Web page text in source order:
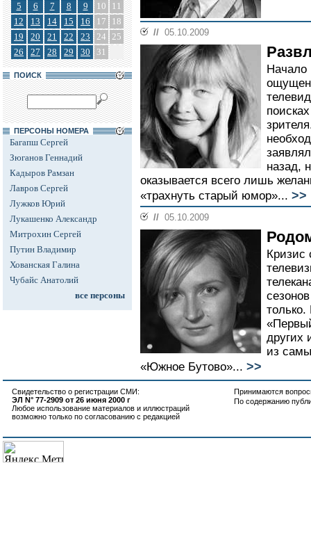
5
6 7 8 9 10
11
12
13 14 15 16 17
18
19
20 21 22 23 24 25
26
27 28 29 30 31
ПОИСК
ПЕРСОНЫ НОМЕРА
Багапш Сергей
Зюганов Геннадий
Кадыров Рамзан
Лавров Сергей
Лужков Юрий
Лукашенко Александр
Митрохин Сергей
Путин Владимир
Хованская Галина
Чубайс Анатолий
все персоны
// 05.10.2009
Начало
назад,
оказывается всего лишь
«трахнуть старый юмор»... >>
// 05.10.2009
Кризис
других
из
«Южное Бутово»... >>
Свидетельство о регистрации СМИ:
ЭЛ N° 77-2909 от 26 июня 2000 г
Любое использование материалов и иллюстраций
возможно только по согласованию с редакцией
Принимаются
По содержанию